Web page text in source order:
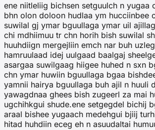
ene niitleliig bichsen setguulch n yugaa
bhn olon doloon hudlaa ym hucciinbee
suwilal gj ymar bguullaga ymar uil
chi mdhiimuu tr chn horih bish suwilal
huuhdiign mergejliin emch nar buh
hamruulaad idej uulgaad baalgaj
asargaa suwilgaag hiigee huhed n sxn
chn ymar huwiin bguullaga bgaa
yamnii hairya bguullaga buh ajil n huuli
yawagdnaa ghees bish zugeerl za mai
ugchihkgui shude.ene setgegdel bichij
araal bishee yugaach medehgui bjiij
hitad huhdiin eceg eh n asuudaltai